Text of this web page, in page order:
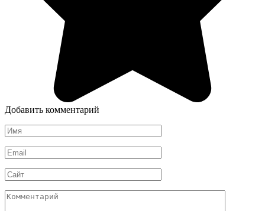
Добавить комментарий
Имя
*
Email
*
Сайт
Комментарий